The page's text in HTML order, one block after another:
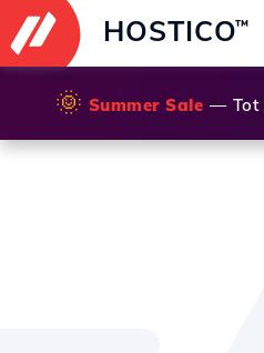
HOSTICO™
🌞 Summer Sale — Tot